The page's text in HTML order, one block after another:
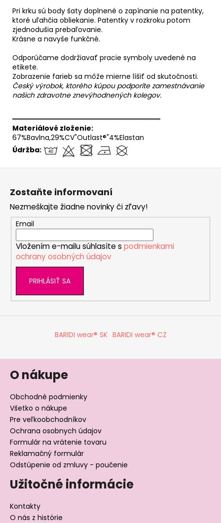
Pri krku sú body šaty doplnené o zapínanie na patentky,
ktoré uľahčia obliekanie. Patentky v rozkroku potom
zjednodušia prebaľovanie.
Krásne a navyše funkčné.
Odporúčame dodržiavať pracie symboly uvedené na
etikete.
Zobrazenie farieb sa môže mierne líšiť od skutočnosti.
Český výrobok, ktorého kúpou podporíte zamestnávanie
našich zdravotne znevýhodnených kolegov.
══════════════════════════════
Materiálové zloženie:
67%Bavlna,29%CV"Outlast®"4%Elastan
Údržba:
Zostaňte informovaní
Nezmeškajte žiadne novinky či zľavy!
Email
Vložením e-mailu súhlasíte s podmienkami
ochrany osobných údajov
PRIHLÁSIŤ SA
BARIDI wear® SK BARIDI wear® CZ
O nákupe
Obchodné podmienky
Všetko o nákupe
Pre veľkoobchodníkov
Ochrana osobnych údajov
Formulár na vrátenie tovaru
Reklamačný formulár
Odstúpenie od zmluvy - poučenie
Užitočné informácie
Kontakty
O nás z histórie